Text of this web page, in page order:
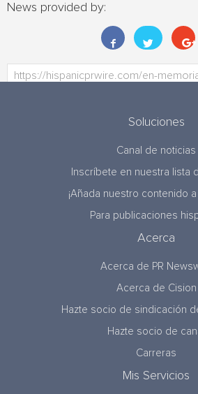
News provided by:
Soluciones
Canal de noticias
Inscríbete en nuestra lista
¡Añada nuestro contenido
Para publicaciones
Acerca
Acerca de PR
Acerca de Cision
Hazte socio de sindicación
Hazte socio de
Carreras
Mis Servicios